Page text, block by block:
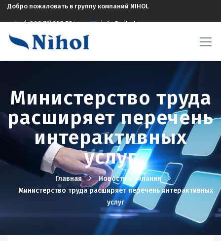
Добро пожаловать в группу компаний NIHOL
(+998 71) 208 5844 info@nihol.uz
Министерство труда
расширяет перечень
интерактивных
услуг
Главная
Новости компании
Министерство труда расширяет перечень интерактивных
услуг